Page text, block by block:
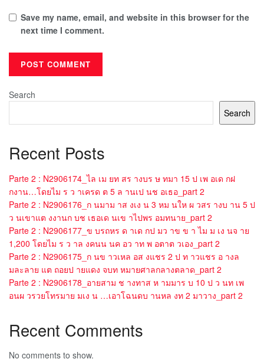
Save my name, email, and website in this browser for the
next time I comment.
Search
Search
Recent Posts
Parte 2 : N2906174_ไล เม ยท สร างบร ษ ทมา 15 ป เพ อเด กฝ
กงาน…โดยไม ร ว าเครด ต 5 ล านเป นช อเธอ_part 2
Parte 2 : N2906176_ก นมาม าส งเง น 3 หม นให ผ วสร างบ าน 5 ป
ว นเขาแต งงานก บช เธอเด นเข าไปพร อมทนาย_part 2
Parte 2 : N2906177_ข บรถหร ด าเด กป มว าข ข า ไม ม เง นจ าย
1,200 โดยไม ร ว าล งคนน นค อว าท พ อตาต วเอง_part 2
Parte 2 : N2906175_ก นข าวเหล อส งแชร 2 ป ท าวแชร อ างล
มละลาย แต ถอยป ายแดง จบท หมายศาลกลางตลาด_part 2
Parte 2 : N2906178_อายสาม ช างทาส ห ามมาร บ 10 ป ว นท เพ
อนผ วรวยโทรมาย มเง น …เอาโฉนดบ านหล งท 2 มาวาง_part 2
Recent Comments
No comments to show.